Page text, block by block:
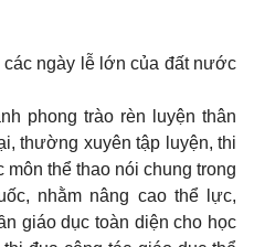
ngày lễ lớn của đất nước
phong trào rèn luyện thân
thường xuyên tập luyện, thi
thể thao nói chung trong
nhằm nâng cao thể lực,
giáo dục toàn diện cho học